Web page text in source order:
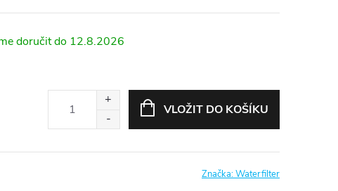
12.8.2026
VLOŽIT DO KOŠÍKU
Značka:Waterfilter